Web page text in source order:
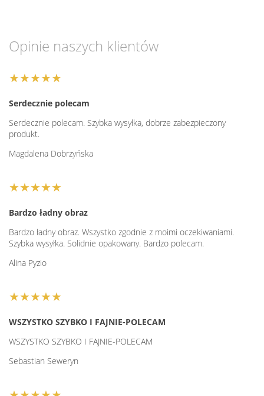
Opinie naszych klientów
★★★★★
Serdecznie polecam
Serdecznie polecam. Szybka wysyłka, dobrze zabezpieczony
produkt.
Magdalena Dobrzyńska
★★★★★
Bardzo ładny obraz
Bardzo ładny obraz. Wszystko zgodnie z moimi oczekiwaniami.
Szybka wysyłka. Solidnie opakowany. Bardzo polecam.
Alina Pyzio
★★★★★
WSZYSTKO SZYBKO I FAJNIE-POLECAM
WSZYSTKO SZYBKO I FAJNIE-POLECAM
Sebastian Seweryn